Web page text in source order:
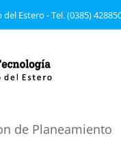
Estero - Tel. (0385)
de Planeamiento